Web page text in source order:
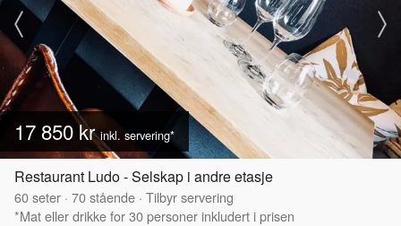
17 850 krinkl. servering*
Restaurant Ludo - Selskap i andre etasje
60seter · 70stående · Tilbyr servering
*Mat eller drikke for 30 personer inkludert i prisen